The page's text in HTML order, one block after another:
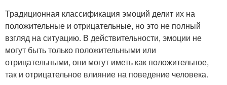
Традиционная классификация эмоций делит их на
положительные и отрицательные, но это не полный
взгляд на ситуацию. В действительности, эмоции не
могут быть только положительными или
отрицательными, они могут иметь как положительное,
так и отрицательное влияние на поведение человека.